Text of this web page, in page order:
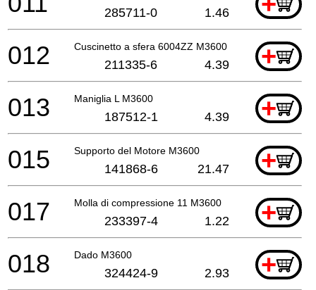
285711-0 1.46
Cuscinetto a sfera 6004ZZ M3600 +
012 211335-6 4.39
Maniglia L M3600 +
013 187512-1 4.39
Supporto del Motore M3600 +
015 141868-6 21.47
Molla di compressione 11 M3600 +
017 233397-4 1.22
Dado M3600 +
018 324424-9 2.93